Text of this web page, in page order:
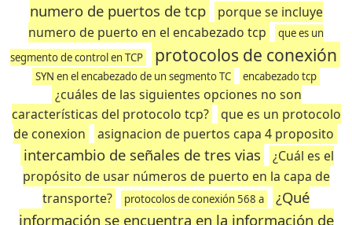
numero de puertos de tcp
porque se incluye
numero de puerto en el encabezado tcp
que es un
segmento de control en TCP
protocolos de conexión
SYN en el encabezado de un segmento TC encabezado tcp
¿cuáles de las siguientes opciones no son
características del protocolo tcp?
que es un protocolo
de conexion
asignacion de puertos capa 4 proposito
intercambio de señales de tres vias
¿Cuál es el
propósito de usar números de puerto en la capa de
transporte?
protocolos de conexión 568 a
¿Qué
información se encuentra en la información de